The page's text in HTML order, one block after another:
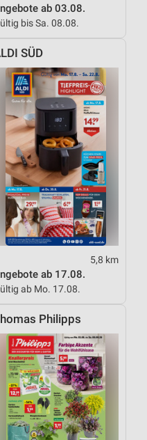
ab 03.08.
bis Sa. 08.08.
SÜD
5,8 km
ab 17.08.
ab Mo. 17.08.
Philipps